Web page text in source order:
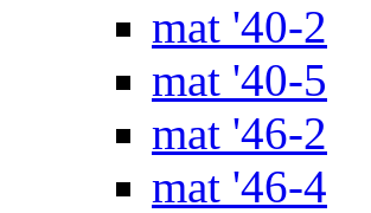
mat '40-2
mat '40-5
mat '46-2
mat '46-4